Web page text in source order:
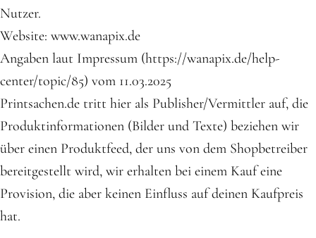
Nutzer.
Website: www.wanapix.de
Angaben laut Impressum (https://wanapix.de/help-
center/topic/85) vom 11.03.2025
Printsachen.de tritt hier als Publisher/Vermittler auf, die
Produktinformationen (Bilder und Texte) beziehen wir
über einen Produktfeed, der uns von dem Shopbetreiber
bereitgestellt wird, wir erhalten bei einem Kauf eine
Provision, die aber keinen Einfluss auf deinen Kaufpreis
hat.